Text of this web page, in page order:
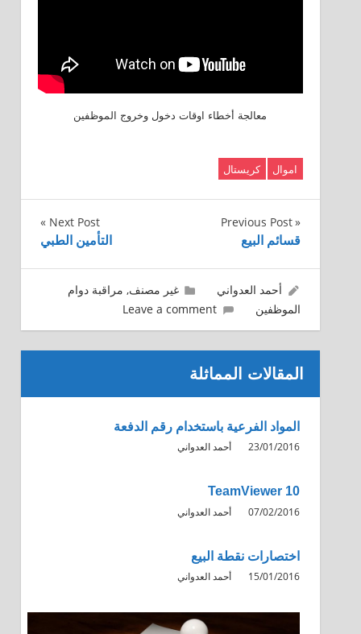
معالجة أخطاء اوقات دخول وخروج الموظفين
اموال كريستال
تصفّح
المقالات
Previous Post
قسائم البيع
Next Post
التأمين الطبي
29/02/2016
أحمد العدواني غير مصنف, مراقبة دوام
الموظفين
Leave a comment
المقالات المماثلة
المواد الفرعية باستخدام رقم الدفعة
23/01/2016
أحمد العدواني
TeamViewer 10
07/02/2016
أحمد العدواني
اختصارات نقطة البيع
15/01/2016
أحمد العدواني